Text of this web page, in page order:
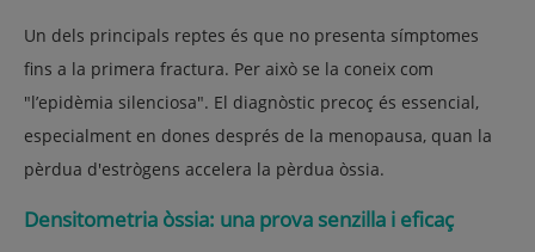
Un dels principals reptes és que no presenta símptomes
fins a la primera fractura. Per això se la coneix com
"l’epidèmia silenciosa". El diagnòstic precoç és essencial,
especialment en dones després de la menopausa, quan la
pèrdua d'estrògens accelera la pèrdua òssia.
Densitometria òssia: una prova senzilla i eficaç